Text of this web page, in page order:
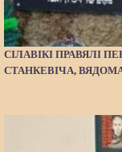
СІЛАВІКІ ПРАВЯЛІ
СТАНКЕВІЧА,